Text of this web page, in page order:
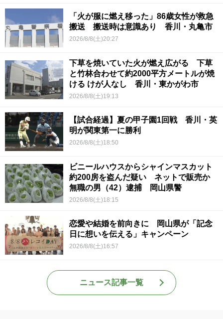
「火が服に燃え移った」86歳女性が救急
搬送 搬送時は意識あり 香川・丸亀市
2026/8/8(土)20:27
下草を焼いていた火が燃え広がる 下草
と竹林合わせて約2000平方メートルが焼
ける けが人なし 香川・東かがわ市
2026/8/8(土)19:13
【試合経過】夏の甲子園1回戦 香川・英
明が関東第一に勝利
2026/8/8(土)18:50
ビニールハウスからシャインマスカット
約200房を盗んだ疑い ネットで販売か
無職の男（42）逮捕 岡山県警
2026/8/8(土)18:15
恋愛や結婚を前向きに 岡山県が「記念
日に想いを伝える」キャンペーン
2026/8/8(土)16:57
ニュース記事一覧